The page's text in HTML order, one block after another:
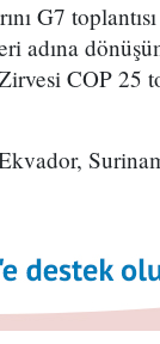
G7
adına
COP 25